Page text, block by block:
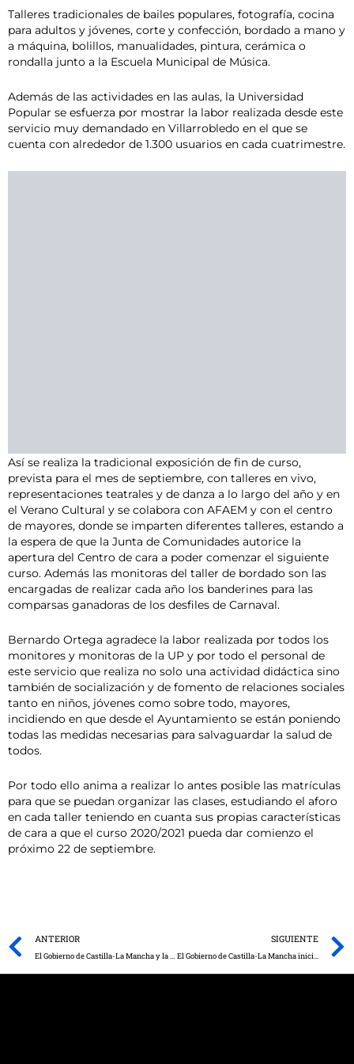
Talleres tradicionales de bailes populares, fotografía, cocina
para adultos y jóvenes, corte y confección, bordado a mano y
a máquina, bolillos, manualidades, pintura, cerámica o
rondalla junto a la Escuela Municipal de Música.
Además de las actividades en las aulas, la Universidad
Popular se esfuerza por mostrar la labor realizada desde este
servicio muy demandado en Villarrobledo en el que se
cuenta con alrededor de 1.300 usuarios en cada cuatrimestre.
Así se realiza la tradicional exposición de fin de curso,
prevista para el mes de septiembre, con talleres en vivo,
representaciones teatrales y de danza a lo largo del año y en
el Verano Cultural y se colabora con AFAEM y con el centro
de mayores, donde se imparten diferentes talleres, estando a
la espera de que la Junta de Comunidades autorice la
apertura del Centro de cara a poder comenzar el siguiente
curso. Además las monitoras del taller de bordado son las
encargadas de realizar cada año los banderines para las
comparsas ganadoras de los desfiles de Carnaval.
Bernardo Ortega agradece la labor realizada por todos los
monitores y monitoras de la UP y por todo el personal de
este servicio que realiza no solo una actividad didáctica sino
también de socialización y de fomento de relaciones sociales
tanto en niños, jóvenes como sobre todo, mayores,
incidiendo en que desde el Ayuntamiento se están poniendo
todas las medidas necesarias para salvaguardar la salud de
todos.
Por todo ello anima a realizar lo antes posible las matrículas
para que se puedan organizar las clases, estudiando el aforo
en cada taller teniendo en cuanta sus propias características
de cara a que el curso 2020/2021 pueda dar comienzo el
próximo 22 de septiembre.
Prev
ANTERIOR
El Gobierno de Castilla-La Mancha y la Inspección de Trabajo renuevan por otros cuatro años el convenio de colaboración para la seguridad laboral
SIGUIENTE
El Gobierno de Castilla-La Mancha inicia la campaña de recomendaciones ante el calor para las personas mayores a través del Servicio Público de Telasistencia